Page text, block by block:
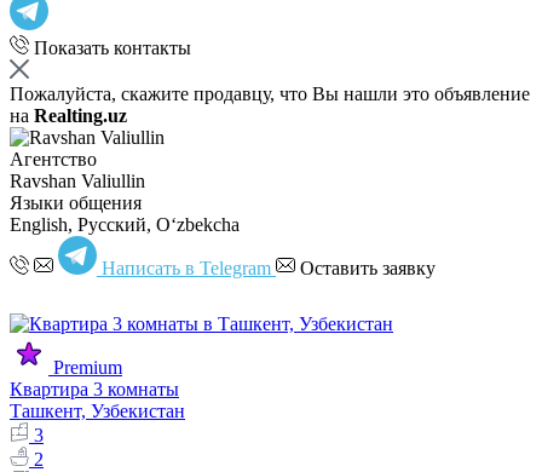
Показать контакты
Пожалуйста, скажите продавцу, что Вы нашли это объявление
на Realting.uz
Агентство
Ravshan Valiullin
Языки общения
English, Русский, Oʻzbekcha
Написать в Telegram Оставить заявку
Premium
Квартира 3 комнаты
Ташкент, Узбекистан
3
2